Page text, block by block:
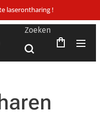
laserontharing !
Zoeken